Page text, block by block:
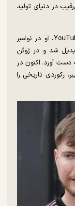
در دنیای تولید
طبق گزارش منتشرشده از YouTube Top Creators، او در نوامبر
تبدیل شد و در ژوئن
به دست آورد. اکنون در
سابسکرایبر، رکوردی تاریخی را